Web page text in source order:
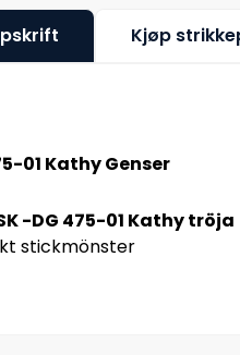
Kjøp
01 Kathy Genser
-DG 475-01 Kathy tröja
stickmönster